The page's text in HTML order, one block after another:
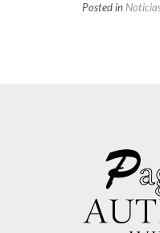
Posted in